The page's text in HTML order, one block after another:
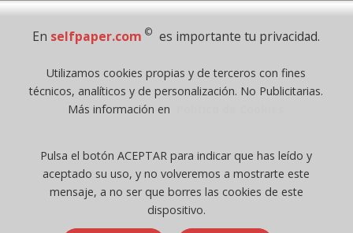
Pago Seguro
Todos los derechos reservados
©selfpaper.com, y las webs de ©gruposelfpaper.org están gestionadas, y
Registro Mercantil de Valencia ( España ) CEE:
Tomo 7263, Libro 4565, Folio 1, Sección 8, Hoja V-85203.
Móvil / Tablet - Bot mozilla/5.0 (linux; android 14; pixel 8)
En selfpaper.com © es importante tu privacidad.
Utilizamos cookies propias y de terceros con fines
técnicos, analíticos y de personalización. No Publicitarias.
Más información en
Pulsa el botón ACEPTAR para indicar que has leído y
aceptado su uso, y no volveremos a mostrarte este
mensaje, a no ser que borres las cookies de este
dispositivo.